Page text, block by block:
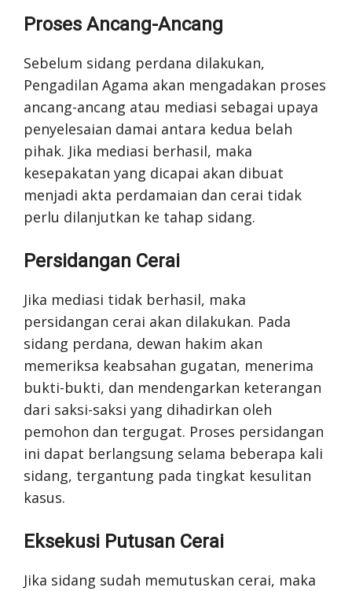
Proses Ancang-Ancang
Sebelum sidang perdana dilakukan,
Pengadilan Agama akan mengadakan proses
ancang-ancang atau mediasi sebagai upaya
penyelesaian damai antara kedua belah
pihak. Jika mediasi berhasil, maka
kesepakatan yang dicapai akan dibuat
menjadi akta perdamaian dan cerai tidak
perlu dilanjutkan ke tahap sidang.
Persidangan Cerai
Jika mediasi tidak berhasil, maka
persidangan cerai akan dilakukan. Pada
sidang perdana, dewan hakim akan
memeriksa keabsahan gugatan, menerima
bukti-bukti, dan mendengarkan keterangan
dari saksi-saksi yang dihadirkan oleh
pemohon dan tergugat. Proses persidangan
ini dapat berlangsung selama beberapa kali
sidang, tergantung pada tingkat kesulitan
kasus.
Eksekusi Putusan Cerai
Jika sidang sudah memutuskan cerai, maka